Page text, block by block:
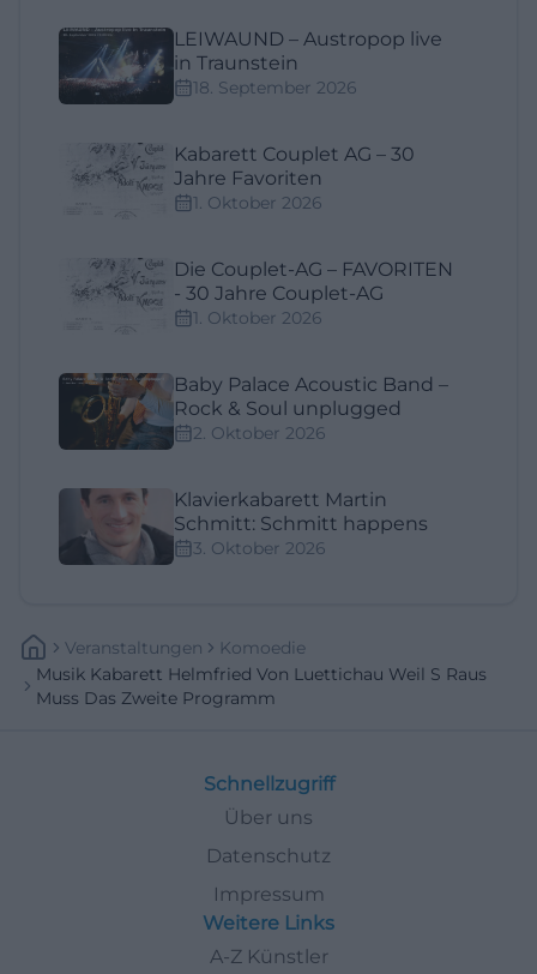
LEIWAUND – Austropop live
in Traunstein
18. September 2026
Kabarett Couplet AG – 30
Jahre Favoriten
1. Oktober 2026
Die Couplet-AG – FAVORITEN
- 30 Jahre Couplet-AG
1. Oktober 2026
Baby Palace Acoustic Band –
Rock & Soul unplugged
2. Oktober 2026
Klavierkabarett Martin
Schmitt: Schmitt happens
3. Oktober 2026
Veranstaltungen
Komoedie
Musik Kabarett Helmfried Von Luettichau Weil S Raus
Muss Das Zweite Programm
Schnellzugriff
Über uns
Datenschutz
Impressum
Weitere Links
A-Z Künstler